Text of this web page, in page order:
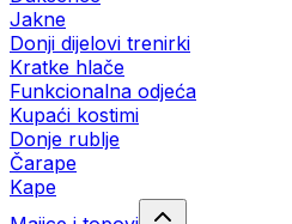
Jakne
Donji dijelovi trenirki
Kratke hlače
Funkcionalna odjeća
Kupaći kostimi
Donje rublje
Čarape
Kape